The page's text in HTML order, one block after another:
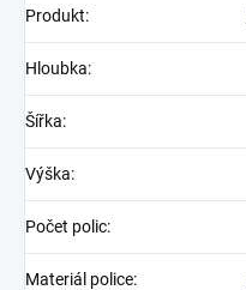
Produkt:
Hloubka:
Šířka:
Výška:
Počet polic:
Materiál police: